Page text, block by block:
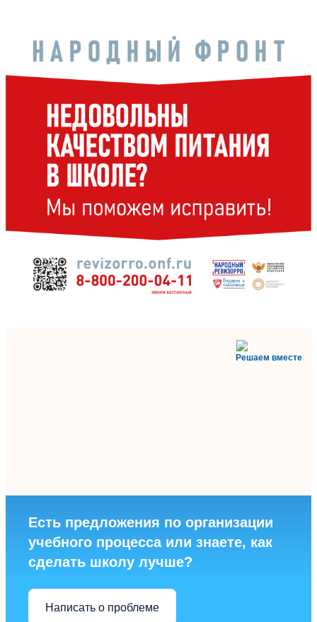
Решаем вместе
Есть предложения по организации
учебного процесса или знаете, как
сделать школу лучше?
Написать о проблеме